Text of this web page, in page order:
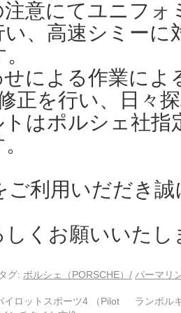
注意にてユニフ
い、高速シミーに
せによる作業によ
正を行い、日々
トはポルシェ社
ご利用いだだき
くお願いいたし
タグ: ポルシェ（PORSCHE）/ パーマリ
イロットスポーツ4 （Pilot
ランボル